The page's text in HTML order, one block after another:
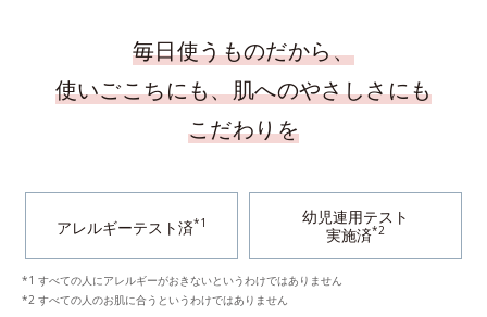
毎日使うものだから、
使いごこちにも、肌へのやさしさにも
こだわりを
アレルギーテスト済*1
幼児連用テスト
実施済*2
*1 すべての人にアレルギーがおきないというわけではありません
*2 すべての人のお肌に合うというわけではありません